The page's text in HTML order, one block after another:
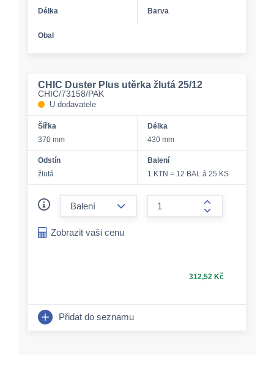
Délka Barva
Obal
CHIC Duster Plus utěrka žlutá 25/12
CHIC/73158/PAK
U dodavatele
Šířka
370 mm
Délka
430 mm
Odstín
žlutá
Balení
1 KTN = 12 BAL á 25 KS
form.increase-
Zobrazit vaši cenu
312,52 Kč
Přidat do seznamu